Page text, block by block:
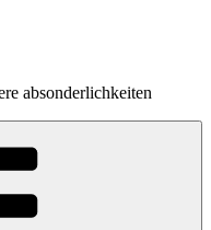
absonderlichkeiten